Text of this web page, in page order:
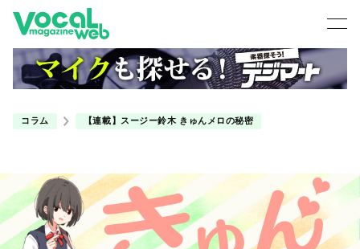
コラム 【連載】スージー鈴木 きゅんメロの秘密